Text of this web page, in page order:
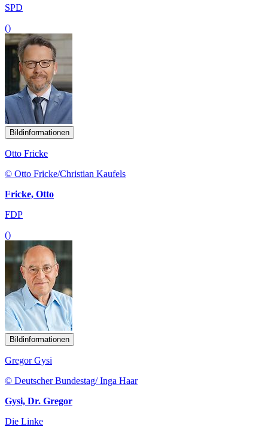
SPD
()
Bildinformationen
Otto Fricke
© Otto Fricke/Christian Kaufels
Fricke, Otto
FDP
()
Bildinformationen
Gregor Gysi
© Deutscher Bundestag/ Inga Haar
Gysi, Dr. Gregor
Die Linke